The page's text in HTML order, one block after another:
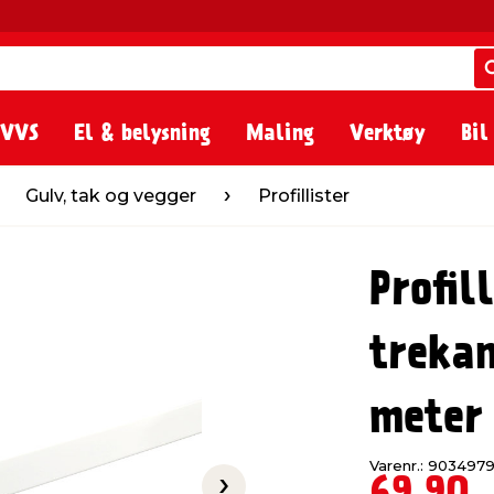
El & belysning Maling Verktøy
vegger Profillister
Gulv, tak og vegger Profillister
meter
Varenr.: 9034979